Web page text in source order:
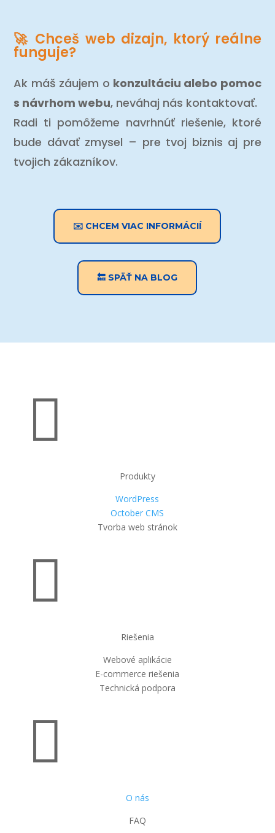
🚀 Chceš web dizajn, ktorý reálne
funguje?
Ak máš záujem o konzultáciu alebo pomoc
s návrhom webu, neváhaj nás kontaktovať.
Radi ti pomôžeme navrhnúť riešenie, ktoré
bude dávať zmysel – pre tvoj biznis aj pre
tvojich zákazníkov.
✉️ CHCEM VIAC INFORMÁCIÍ
🔙 SPÄŤ NA BLOG

Produkty
WordPress
October CMS
Tvorba web stránok

Riešenia
Webové aplikácie
E-commerce riešenia
Technická podpora

O nás
FAQ